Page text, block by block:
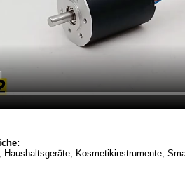
Haushaltsgeräte, Kosmetikinstrumente,